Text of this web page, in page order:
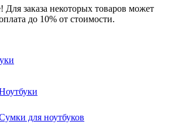
заказа некоторых товаров может
до 10% от стоимости.
для ноутбуков